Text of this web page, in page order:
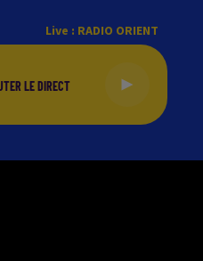
Live : RADIO ORIENT